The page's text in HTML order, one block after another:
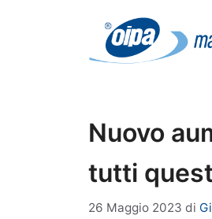
Nuovo
tutti
26 Maggio 2023 di